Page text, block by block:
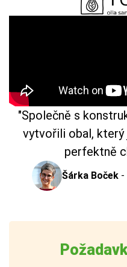
"Společně s
vytvořili obal, který
perfektně
Šárka Boček -